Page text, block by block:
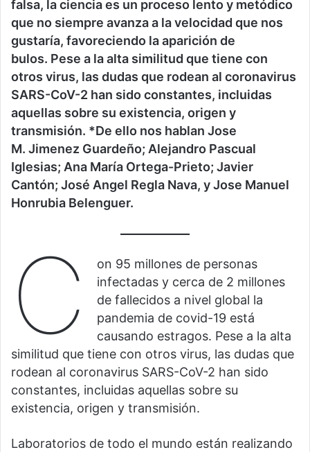
falsa, la ciencia es un proceso lento y metódico
que no siempre avanza a la velocidad que nos
gustaría, favoreciendo la aparición de
bulos. Pese a la alta similitud que tiene con
otros virus, las dudas que rodean al coronavirus
SARS-CoV-2 han sido constantes, incluidas
aquellas sobre su existencia, origen y
transmisión. *De ello nos hablan Jose
M. Jimenez Guardeño; Alejandro Pascual
Iglesias; Ana María Ortega-Prieto;Javier
Cantón;José Angel Regla Nava, yJose Manuel
Honrubia Belenguer.
C
on 95 millones de personas
infectadas y cerca de 2 millones
de fallecidos a nivel global la
pandemia de covid-19 está
causando estragos. Pese a la alta
similitud que tiene con otros virus, las dudas que
rodean al coronavirus SARS-CoV-2 han sido
constantes, incluidas aquellas sobre su
existencia, origen y transmisión.
Laboratorios de todo el mundo están realizando